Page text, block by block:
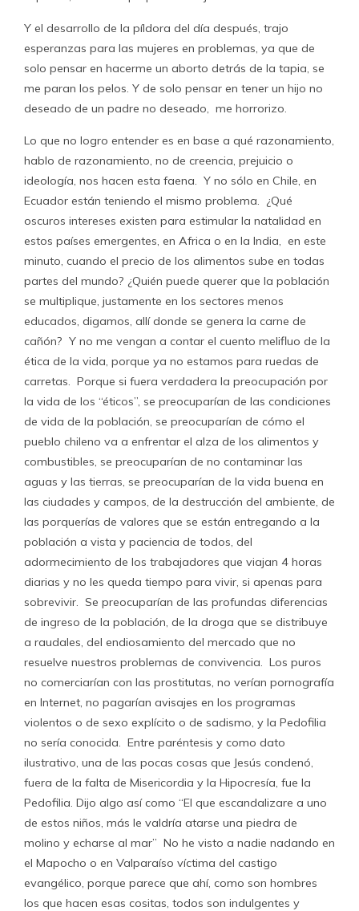
Y el desarrollo de la píldora del día después, trajo
esperanzas para las mujeres en problemas, ya que de
solo pensar en hacerme un aborto detrás de la tapia, se
me paran los pelos. Y de solo pensar en tener un hijo no
deseado de un padre no deseado, me horrorizo.
Lo que no logro entender es en base a qué razonamiento,
hablo de razonamiento, no de creencia, prejuicio o
ideología, nos hacen esta faena. Y no sólo en Chile, en
Ecuador están teniendo el mismo problema. ¿Qué
oscuros intereses existen para estimular la natalidad en
estos países emergentes, en Africa o en la India, en este
minuto, cuando el precio de los alimentos sube en todas
partes del mundo? ¿Quién puede querer que la población
se multiplique, justamente en los sectores menos
educados, digamos, allí donde se genera la carne de
cañón? Y no me vengan a contar el cuento melifluo de la
ética de la vida, porque ya no estamos para ruedas de
carretas. Porque si fuera verdadera la preocupación por
la vida de los “éticos”, se preocuparían de las condiciones
de vida de la población, se preocuparían de cómo el
pueblo chileno va a enfrentar el alza de los alimentos y
combustibles, se preocuparían de no contaminar las
aguas y las tierras, se preocuparían de la vida buena en
las ciudades y campos, de la destrucción del ambiente, de
las porquerías de valores que se están entregando a la
población a vista y paciencia de todos, del
adormecimiento de los trabajadores que viajan 4 horas
diarias y no les queda tiempo para vivir, si apenas para
sobrevivir. Se preocuparían de las profundas diferencias
de ingreso de la población, de la droga que se distribuye
a raudales, del endiosamiento del mercado que no
resuelve nuestros problemas de convivencia. Los puros
no comerciarían con las prostitutas, no verían pornografía
en Internet, no pagarían avisajes en los programas
violentos o de sexo explícito o de sadismo, y la Pedofilia
no sería conocida. Entre paréntesis y como dato
ilustrativo, una de las pocas cosas que Jesús condenó,
fuera de la falta de Misericordia y la Hipocresía, fue la
Pedofilia. Dijo algo así como “El que escandalizare a uno
de estos niños, más le valdría atarse una piedra de
molino y echarse al mar” No he visto a nadie nadando en
el Mapocho o en Valparaíso víctima del castigo
evangélico, porque parece que ahí, como son hombres
los que hacen esas cositas, todos son indulgentes y